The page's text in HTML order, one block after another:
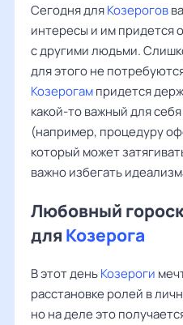
Сегодня дляКозерогов
интересы и им придется
с другими людьми.
для этого не
Козерогампридется
какой-то важный для
(например, процедуру
который может
важно избегать
Любовный
для Козерога
В этот деньКозероги
расстановке ролей в
но на деле это